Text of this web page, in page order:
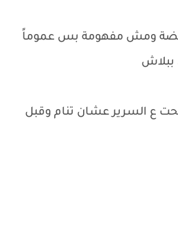
ومش مفهومة بس عموماً
ببلاش
ع السرير عشان تنام وقبل